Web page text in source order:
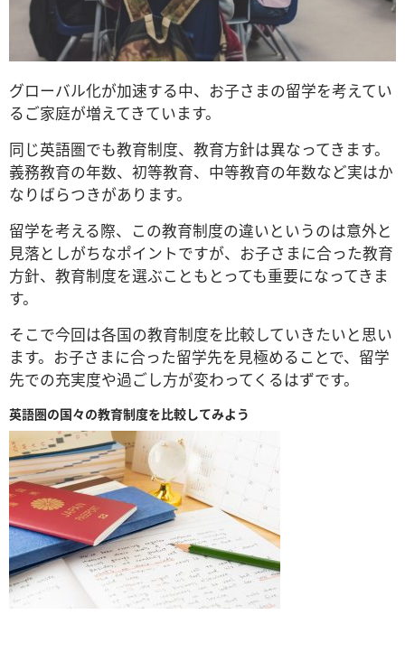
グローバル化が加速する中、お子さまの留学を考えてい
るご家庭が増えてきています。
同じ英語圏でも教育制度、教育方針は異なってきます。
義務教育の年数、初等教育、中等教育の年数など実はか
なりばらつきがあります。
留学を考える際、この教育制度の違いというのは意外と
見落としがちなポイントですが、 お子さまに合った教育
方針、教育制度を選ぶこともとっても重要になってきま
す。
そこで今回は各国の教育制度を比較していきたいと思い
ます。お子さまに合った留学先を見極めることで、留学
先での充実度や過ごし方が変わってくるはずです。
英語圏の国々の教育制度を比較してみよう